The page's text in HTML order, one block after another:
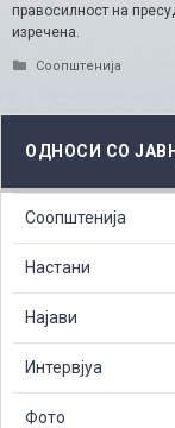
правосилност на
изречена.
Categories
Соопштенија
ОДНОСИ СО
Соопштенија
Настани
Најави
Интервјуа
Фото